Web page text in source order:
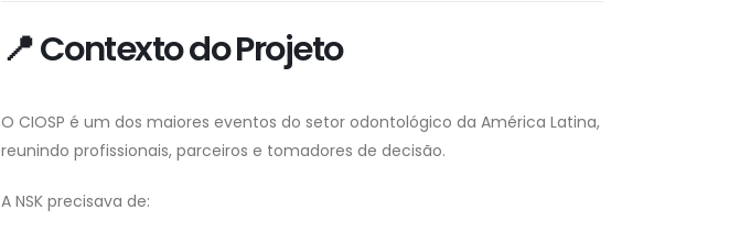
📍 Contexto do Projeto
O CIOSP é um dos maiores eventos do setor odontológico da América Latina,
reunindo profissionais, parceiros e tomadores de decisão.
A NSK precisava de: